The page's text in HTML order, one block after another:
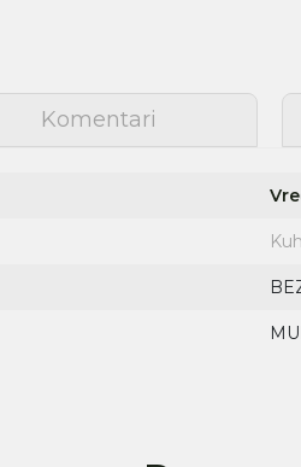
Komentari
Prijava na